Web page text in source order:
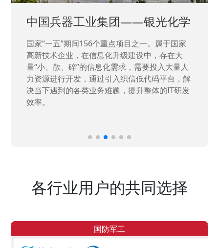
中国兵器工业集团——银光化学
国家“一五”期间156个重点项目之一。属于国家
高新技术企业，在信息化升级建设中，存在大
量“小、散、碎”的信息化需求，需要投入大量人
力资源进行开发，通过引入织信低代码平台，解
决当下遇到的各类业务难题，提升整体的IT研发
效率。
各行业用户的共同选择
国防军工